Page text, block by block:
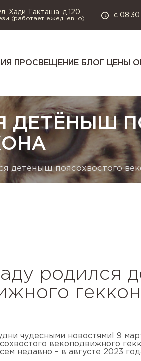
Хади Такташа, д.120
(работает ежедневно)
с
ПРОСВЕЩЕНИЕ БЛОГ ЦЕНЫ
ДЕТЁНЫШ
детёныш поясохвостого
родился
чудесными новостями! 9
векоподвижного
недавно – в августе 2023